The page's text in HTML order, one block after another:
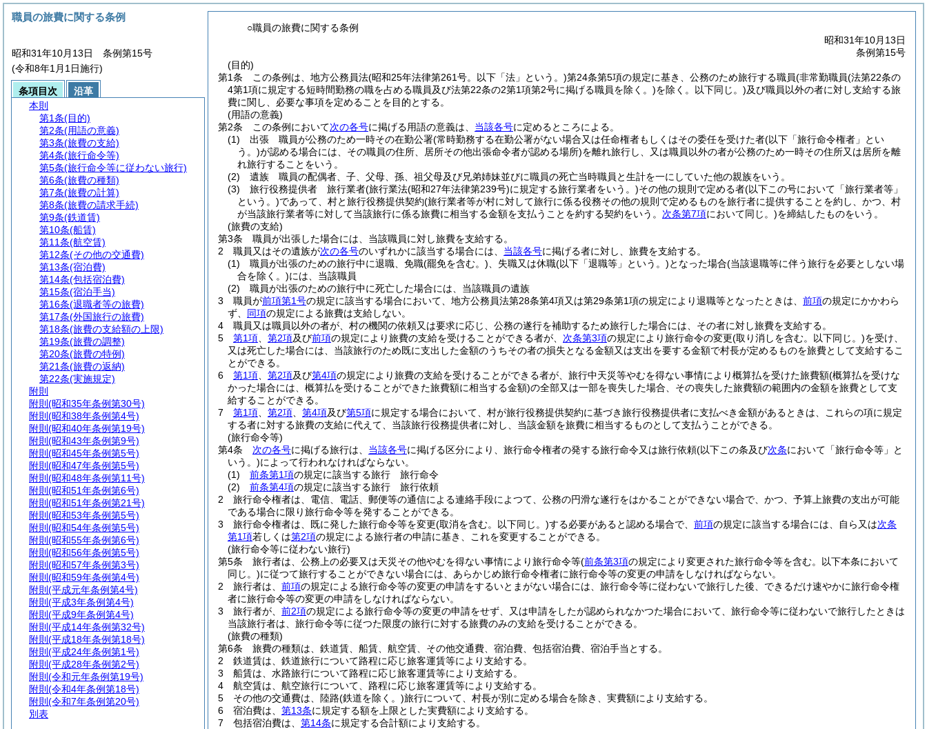
○職員の旅費に関する条例
昭和31年10月13日
条例第15号
(目的)
第1条
この条例は、地方公務員法(昭和25年法律第261号。以下「法」という。)第24条第5項の規定に基き、公務のため旅行する職員(非常勤職員(法第22条の
4第1項に規定する短時間勤務の職を占める職員及び法第22条の2第1項第2号に掲げる職員を除く。)を除く。以下同じ。)及び職員以外の者に対し支給する旅
費に関し、必要な事項を定めることを目的とする。
(用語の意義)
第2条
この条例において次の各号に掲げる用語の意義は、 当該各号に定めるところによる。
(1)
出張 職員が公務のため一時その在勤公署(常時勤務する在勤公署がない場合又は任命権者もしくはその委任を受けた者(以下「旅行命令権者」とい
う。)が認める場合には、その職員の住所、居所その他出張命令者が認める場所)を離れ旅行し、又は職員以外の者が公務のため一時その住所又は居所を離
れ旅行することをいう。
(2)
遺族 職員の配偶者、子、父母、孫、祖父母及び兄弟姉妹並びに職員の死亡当時職員と生計を一にしていた他の親族をいう。
(3)
旅行役務提供者 旅行業者(旅行業法(昭和27年法律第239号)に規定する旅行業者をいう。)その他の規則で定める者(以下この号において「旅行業者等」
という。)であって、村と旅行役務提供契約(旅行業者等が村に対して旅行に係る役務その他の規則で定めるものを旅行者に提供することを約し、かつ、村
が当該旅行業者等に対して当該旅行に係る旅費に相当する金額を支払うことを約する契約をいう。 次条第7項において同じ。)を締結したものをいう。
(旅費の支給)
第3条
職員が出張した場合には、当該職員に対し旅費を支給する。
2
職員又はその遺族が次の各号のいずれかに該当する場合には、 当該各号に掲げる者に対し、旅費を支給する。
(1)
職員が出張のための旅行中に退職、免職(罷免を含む。) 、失職又は休職(以下「退職等」という。)となった場合(当該退職等に伴う旅行を必要としない場
合を除く。)には、当該職員
(2)
職員が出張のための旅行中に死亡した場合には、当該職員の遺族
3
職員が前項第1号の規定に該当する場合において、地方公務員法第28条第4項又は第29条第1項の規定により退職等となったときは、 前項の規定にかかわら
ず、 同項の規定による旅費は支給しない。
4
職員又は職員以外の者が、村の機関の依頼又は要求に応じ、公務の遂行を補助するため旅行した場合には、その者に対し旅費を支給する。
5
第1項 第2項及び前項の規定により旅費の支給を受けることができる者が、 次条第3項の規定により旅行命令の変更(取り消しを含む。以下同じ。)を受け、
又は死亡した場合には、当該旅行のため既に支出した金額のうちその者の損失となる金額又は支出を要する金額で村長が定めるものを旅費として支給するこ
とができる。
6
第1項 第2項及び第4項の規定により旅費の支給を受けることができる者が、旅行中天災等やむを得ない事情により概算払を受けた旅費額(概算払を受けな
かった場合には、概算払を受けることができた旅費額に相当する金額)の全部又は一部を喪失した場合、その喪失した旅費額の範囲内の金額を旅費として支
給することができる。
7
第1項 第2項 第4項及び第5項に規定する場合において、村が旅行役務提供契約に基づき旅行役務提供者に支払べき金額があるときは、これらの項に規定
する者に対する旅費の支給に代えて、当該旅行役務提供者に対し、当該金額を旅費に相当するものとして支払うことができる。
(旅行命令等)
第4条
次の各号に掲げる旅行は、 当該各号に掲げる区分により、旅行命令権者の発する旅行命令又は旅行依頼(以下この条及び次条において「旅行命令等」と
いう。)によって行われなければならない。
(1)
前条第1項の規定に該当する旅行 旅行命令
(2)
前条第4項の規定に該当する旅行 旅行依頼
2
旅行命令権者は、電信、電話、郵便等の通信による連絡手段によつて、公務の円滑な遂行をはかることができない場合で、かつ、予算上旅費の支出が可能
である場合に限り旅行命令等を発することができる。
3
旅行命令権者は、既に発した旅行命令等を変更(取消を含む。以下同じ。)する必要があると認める場合で、 前項の規定に該当する場合には、自ら又は次条
第1項若しくは第2項の規定による旅行者の申請に基き、これを変更することができる。
(旅行命令等に従わない旅行)
第5条
旅行者は、公務上の必要又は天災その他やむを得ない事情により旅行命令等(前条第3項の規定により変更された旅行命令等を含む。以下本条において
同じ。)に従つて旅行することができない場合には、あらかじめ旅行命令権者に旅行命令等の変更の申請をしなければならない。
2
旅行者は、 前項の規定による旅行命令等の変更の申請をするいとまがない場合には、旅行命令等に従わないで旅行した後、できるだけ速やかに旅行命令権
者に旅行命令等の変更の申請をしなければならない。
3
旅行者が、 前2項の規定による旅行命令等の変更の申請をせず、又は申請をしたが認められなかつた場合において、旅行命令等に従わないで旅行したときは
当該旅行者は、旅行命令等に従つた限度の旅行に対する旅費のみの支給を受けることができる。
(旅費の種類)
第6条
旅費の種類は、鉄道賃、船賃、航空賃、その他交通費、宿泊費、包括宿泊費、宿泊手当とする。
2
鉄道賃は、鉄道旅行について路程に応じ旅客運賃等により支給する。
3
船賃は、水路旅行について路程に応じ旅客運賃等により支給する。
4
航空賃は、航空旅行について、路程に応じ旅客運賃等により支給する。
5
その他の交通費は、陸路(鉄道を除く。)旅行について、村長が別に定める場合を除き、実費額により支給する。
6
宿泊費は、 第13条に規定する額を上限とした実費額により支給する。
7
包括宿泊費は、 第14条に規定する合計額により支給する。
職員の旅費に関する条例
昭和31年10月13日 条例第15号
(令和8年1月1日施行)
条項目次
沿革
本則
第1条(目的)
第2条(用語の意義)
第3条(旅費の支給)
第4条(旅行命令等)
第5条(旅行命令等に従わない旅行)
第6条(旅費の種類)
第7条(旅費の計算)
第8条(旅費の請求手続)
第9条(鉄道賃)
第10条(船賃)
第11条(航空賃)
第12条(その他の交通費)
第13条(宿泊費)
第14条(包括宿泊費)
第15条(宿泊手当)
第16条(退職者等の旅費)
第17条(外国旅行の旅費)
第18条(旅費の支給額の上限)
第19条(旅費の調整)
第20条(旅費の特例)
第21条(旅費の返納)
第22条(実施規定)
附則
附則 (昭和35年条例第30号)
附則 (昭和38年条例第4号)
附則 (昭和40年条例第19号)
附則 (昭和43年条例第9号)
附則 (昭和45年条例第5号)
附則 (昭和47年条例第5号)
附則 (昭和48年条例第11号)
附則 (昭和51年条例第6号)
附則 (昭和51年条例第21号)
附則 (昭和53年条例第5号)
附則 (昭和54年条例第5号)
附則 (昭和55年条例第6号)
附則 (昭和56年条例第5号)
附則 (昭和57年条例第3号)
附則 (昭和59年条例第4号)
附則 (平成元年条例第4号)
附則 (平成3年条例第4号)
附則 (平成9年条例第4号)
附則 (平成14年条例第32号)
附則 (平成18年条例第18号)
附則 (平成24年条例第1号)
附則 (平成28年条例第2号)
附則 (令和元年条例第19号)
附則 (令和4年条例第18号)
附則 (令和7年条例第20号)
別表